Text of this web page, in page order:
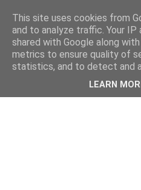
This site uses cookies from
and to analyze traffic. Your IP
shared with Google along
metrics to ensure quality of
statistics, and to detect and
LEARN